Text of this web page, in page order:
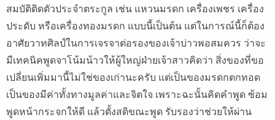
สมบัติติดตัวประจำตระกูล เช่น แหวนมรดก เครื่องเพชร เครื่อง
ประดับ หรือเครื่องทองมรดก แบบนี้เป็นต้น แต่ในการณ์นี้ก็ต้อง
อาศัยวาทศิลป์ในการเจรจาต่อรองของเจ้าบ่าวพอสมควร ว่าจะ
มีเทคนิคพูดจาโน้มน้าวให้ผู้ใหญ่ฝ่ายเจ้าสาวคิดว่า สิ่งของที่ขอ
เปลี่ยนเพิ่มมานี้ไม่ใช่ของเก่านะครับ แต่เป็นของมรดกตกทอด
เป็นของมีค่าทั้งทางมูลค่าและจิตใจ เพราะฉะนั้นคิดคำพูด ซ้อม
พูดหน้ากระจกให้ดี แล้วตั้งสติขณะพูด รับรองว่าช่วยให้ผ่าน